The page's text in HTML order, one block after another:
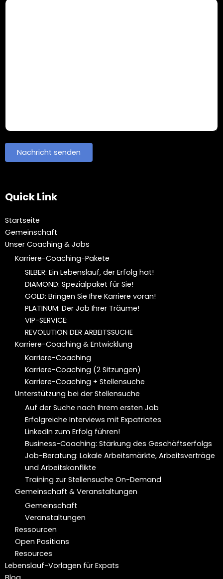
Quick Link
Startseite
Gemeinschaft
Unser Coaching & Jobs
Karriere-Coaching-Pakete
SILBER: Ein Lebenslauf, der Erfolg hat!
DIAMOND: Spezialpaket für Sie!
GOLD: Bringen Sie Ihre Karriere voran!
PLATINUM: Der Job Ihrer Träume!
VIP-SERVICE:
REVOLUTION DER ARBEITSSUCHE
Karriere-Coaching & Entwicklung
Karriere-Coaching
Karriere-Coaching (2 Sitzungen)
Karriere-Coaching + Stellensuche
Unterstützung bei der Stellensuche
Auf der Suche nach Ihrem ersten Job
Erfolgreiche Interviews mit Expatriates
LinkedIn zum Erfolg führen!
Business-Coaching: Stärkung des Geschäftserfolgs
Job-Beratung: Lokale Arbeitsmärkte, Arbeitsverträge
und Arbeitskonflikte
Training zur Stellensuche On-Demand
Gemeinschaft & Veranstaltungen
Gemeinschaft
Veranstaltungen
Ressourcen
Open Positions
Resources
Lebenslauf-Vorlagen für Expats